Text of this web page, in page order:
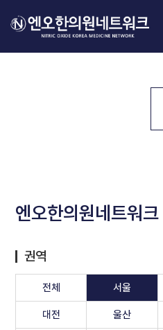
엔오한의원네트워크
권역
전체 서울
대전 울산